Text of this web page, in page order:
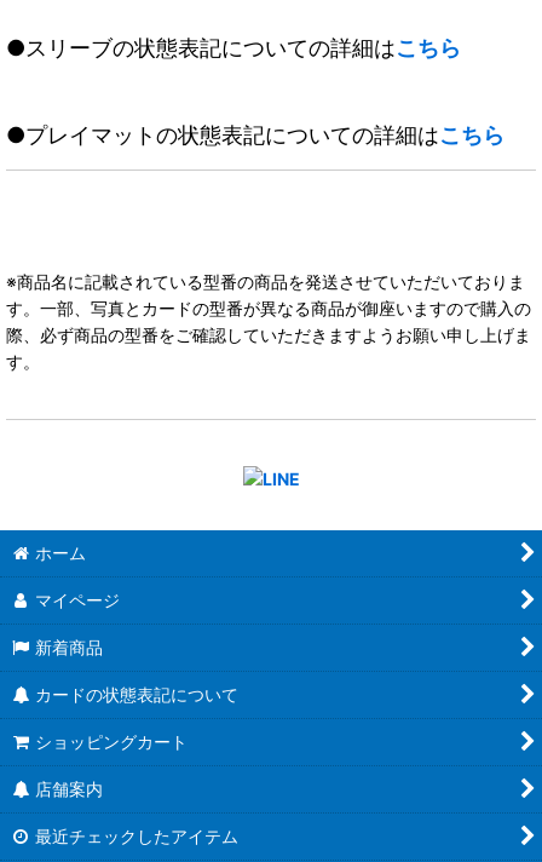
●スリーブの状態表記についての詳細はこちら
●プレイマットの状態表記についての詳細はこちら
※商品名に記載されている型番の商品を発送させていただいておりま
す。一部、写真とカードの型番が異なる商品が御座いますので購入の
際、必ず商品の型番をご確認していただきますようお願い申し上げま
す。
ホーム
マイページ
新着商品
カードの状態表記について
ショッピングカート
店舗案内
最近チェックしたアイテム